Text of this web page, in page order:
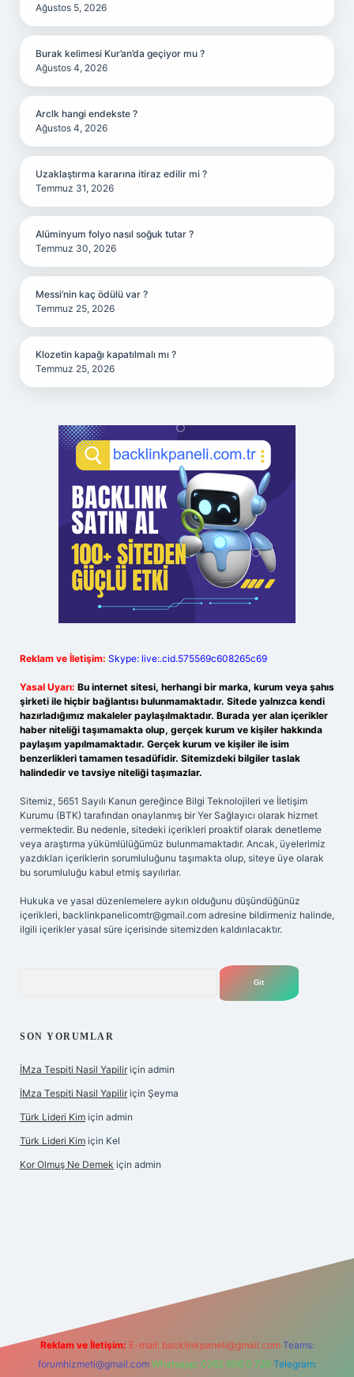
Ağustos 5, 2026
Burak kelimesi Kur’an’da geçiyor mu ?
Ağustos 4, 2026
Arclk hangi endekste ?
Ağustos 4, 2026
Uzaklaştırma kararına itiraz edilir mi ?
Temmuz 31, 2026
Alüminyum folyo nasıl soğuk tutar ?
Temmuz 30, 2026
Messi’nin kaç ödülü var ?
Temmuz 25, 2026
Klozetin kapağı kapatılmalı mı ?
Temmuz 25, 2026
Reklam ve İletişim: Skype: live:.cid.575569c608265c69
Yasal Uyarı: Bu internet sitesi, herhangi bir marka, kurum veya şahıs
şirketi ile hiçbir bağlantısı bulunmamaktadır. Sitede yalnızca kendi
hazırladığımız makaleler paylaşılmaktadır. Burada yer alan içerikler
haber niteliği taşımamakta olup, gerçek kurum ve kişiler hakkında
paylaşım yapılmamaktadır. Gerçek kurum ve kişiler ile isim
benzerlikleri tamamen tesadüfidir. Sitemizdeki bilgiler taslak
halindedir ve tavsiye niteliği taşımazlar.
Sitemiz, 5651 Sayılı Kanun gereğince Bilgi Teknolojileri ve İletişim
Kurumu (BTK) tarafından onaylanmış bir Yer Sağlayıcı olarak hizmet
vermektedir. Bu nedenle, sitedeki içerikleri proaktif olarak denetleme
veya araştırma yükümlülüğümüz bulunmamaktadır. Ancak, üyelerimiz
yazdıkları içeriklerin sorumluluğunu taşımakta olup, siteye üye olarak
bu sorumluluğu kabul etmiş sayılırlar.
Hukuka ve yasal düzenlemelere aykırı olduğunu düşündüğünüz
içerikleri, backlinkpanelicomtr@gmail.com adresine bildirmeniz halinde,
ilgili içerikler yasal süre içerisinde sitemizden kaldırılacaktır.
SON YORUMLAR
İMza Tespiti Nasil Yapilir için admin
İMza Tespiti Nasil Yapilir için Şeyma
Türk Lideri Kim için admin
Türk Lideri Kim için Kel
Kor Olmuş Ne Demek için admin
Reklam ve İletişim: E-mail: backlinkpaneli@gmail.com Teams:
forumhizmeti@gmail.com Whatsapp: 0262 606 0 726 Telegram: